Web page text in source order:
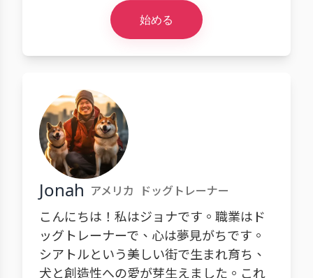
始める
Jonah アメリカ ドッグトレーナー
こんにちは！私はジョナです。職業はド
ッグトレーナーで、心は夢見がちです。
シアトルという美しい街で生まれ育ち、
犬と創造性への愛が芽生えました。これ